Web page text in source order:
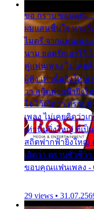
ขอ กราบ ขอบคุณ
ผมแสนชื่นใจ หายวั
ไมตรี จากแฟนเพล
นาม ยอดรักเอาไว้
คู่แฟนเพลง ไม่เคย
ผู้ฟัง เท่านั้นยิ่งใหญ่
วา สถิตฟากฟ้ายิ่งใ
ใจ ไว้เถิดว่า ตราบ
เพลง ไม่เคยคิดว่า
เท่านั้นยิ่งใหญ่ ที่เป็
สถิตฟากฟ้ายิ่งใหญ่
เถิดว่า ตราบชั่วชีว
ขอบคุณแฟนเพลง -
29 views •